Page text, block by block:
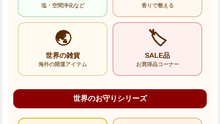
塩・空間浄化など 香りで整える
🌏
世界の雑貨
海外の開運アイテム
🏷️
SALE品
お買得品コーナー
世界のお守りシリーズ